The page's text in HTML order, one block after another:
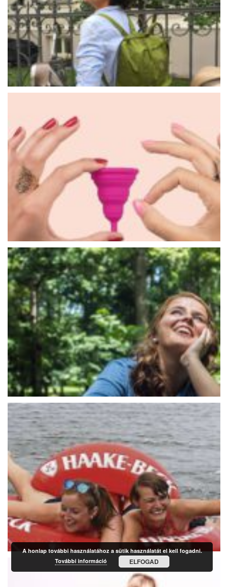
A honlap további használatához a sütik használatát el kell fogadni.
További információ
ELFOGAD